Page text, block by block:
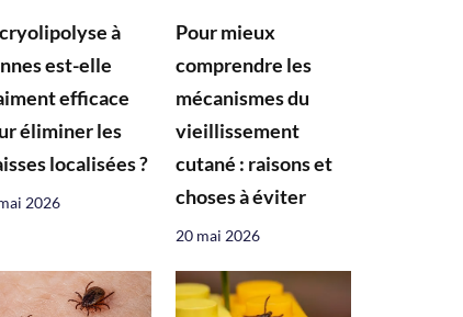
à
est-elle
efficace
éliminer les
localisées ?
2026
Pour mieux
comprendre les
mécanismes du
vieillissement
cutané : raisons et
choses à éviter
20 mai 2026